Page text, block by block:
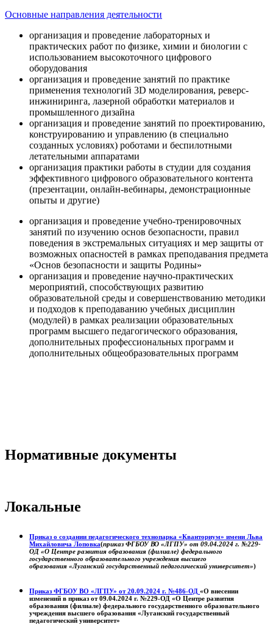
Основные направления деятельности
организация и проведение лабораторных и
практических работ по физике, химии и биологии с
использованием высокоточного цифрового
оборудования
организация и проведение занятий по практике
применения технологий 3D моделирования, реверс-
инжиниринга, лазерной обработки материалов и
промышленного дизайна
организация и проведение занятий по проектированию,
конструированию и управлению (в специально
созданных условиях) роботами и беспилотными
летательными аппаратами
организация практики работы в студии для создания
эффективного цифрового образовательного контента
(презентации, онлайн-вебинары, демонстрационные
опыты и другие)
организация и проведение учебно-тренировочных
занятий по изучению основ безопасности, правил
поведения в экстремальных ситуациях и мер защиты от
возможных опасностей в рамках преподавания предмета
«Основ безопасности и защиты Родины»
организация и проведение научно-практических
мероприятий, способствующих развитию
образовательной среды и совершенствованию методики
и подходов к преподаванию учебных дисциплин
(модулей) в рамках реализации образовательных
программ высшего педагогического образования,
дополнительных профессиональных программ и
дополнительных общеобразовательных программ
Нормативные документы
Локальные
Приказ о создании педагогического технопарка «Кванториум» имени Льва
Михайловича Лоповка(приказ ФГБОУ ВО «ЛГПУ» от 09.04.2024 г. №229-
ОД «О Центре развития образования (филиале) федерального
государственного образовательного учреждения высшего
образования «Луганский государственный педагогический университет»)
Приказ ФГБОУ ВО «ЛГПУ» от 20.09.2024 г. №486-ОД «О внесении
изменений в приказ от 09.04.2024 г. №229-ОД «О Центре развития
образования (филиале) федерального государственного образовательного
учреждения высшего образования «Луганский государственный
педагогический университет»